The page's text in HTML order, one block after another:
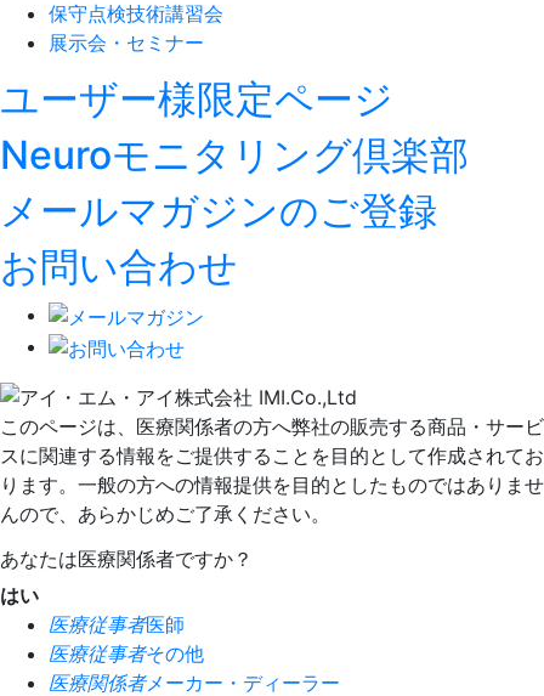
保守点検技術講習会
展示会・セミナー
ユーザー様限定ページ
Neuroモニタリング倶楽部
メールマガジンのご登録
お問い合わせ
このページは、医療関係者の方へ弊社の販売する商品・サービ
スに関連する情報をご提供することを目的として作成されてお
ります。一般の方への情報提供を目的としたものではありませ
んので、あらかじめご了承ください。
あなたは医療関係者ですか？
はい
医療従事者医師
医療従事者その他
医療関係者メーカー・ディーラー